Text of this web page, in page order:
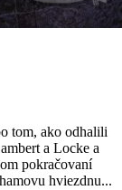
tom, ako odhalili
a Locke a
pokračovaní
hviezdnu...